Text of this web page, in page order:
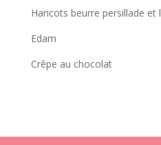
Haricots beurre persillade et
Edam
Crêpe au chocolat